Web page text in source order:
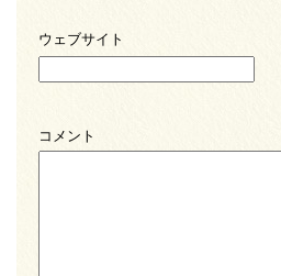
ウェブサイト
コメント